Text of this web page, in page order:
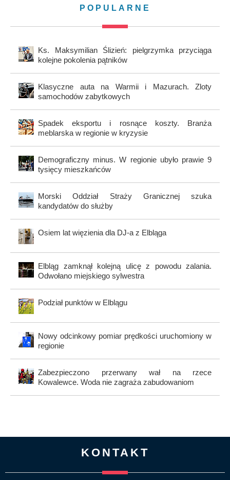
POPULARNE
Ks. Maksymilian Ślizień: pielgrzymka przyciąga
kolejne pokolenia pątników
Klasyczne auta na Warmii i Mazurach. Zloty
samochodów zabytkowych
Spadek eksportu i rosnące koszty. Branża
meblarska w regionie w kryzysie
Demograficzny minus. W regionie ubyło prawie 9
tysięcy mieszkańców
Morski Oddział Straży Granicznej szuka
kandydatów do służby
Osiem lat więzienia dla DJ-a z Elbląga
Elbląg zamknął kolejną ulicę z powodu zalania.
Odwołano miejskiego sylwestra
Podział punktów w Elblągu
Nowy odcinkowy pomiar prędkości uruchomiony w
regionie
Zabezpieczono przerwany wał na rzece
Kowalewce. Woda nie zagraża zabudowaniom
KONTAKT